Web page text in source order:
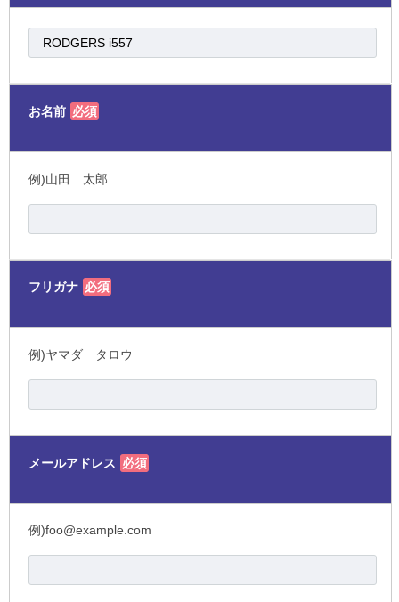
お名前 必須
例)山田 太郎
フリガナ 必須
例)ヤマダ タロウ
メールアドレス 必須
例)foo@example.com